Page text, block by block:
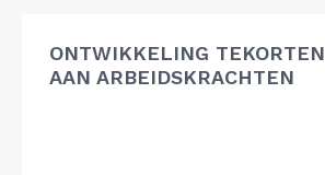
ONTWIKKELING TEKORTEN
AAN ARBEIDSKRACHTEN